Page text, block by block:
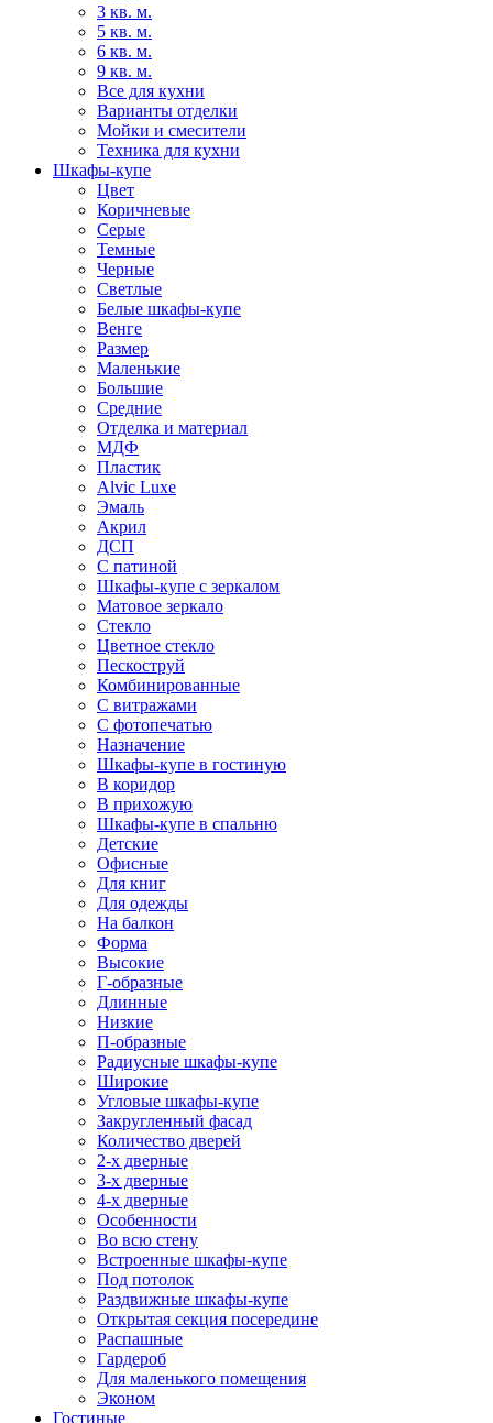
3 кв. м.
5 кв. м.
6 кв. м.
9 кв. м.
Все для кухни
Варианты отделки
Мойки и смесители
Техника для кухни
Шкафы-купе
Цвет
Коричневые
Серые
Темные
Черные
Светлые
Белые шкафы-купе
Венге
Размер
Маленькие
Большие
Средние
Отделка и материал
МДФ
Пластик
Alvic Luxe
Эмаль
Акрил
ДСП
С патиной
Шкафы-купе с зеркалом
Матовое зеркало
Стекло
Цветное стекло
Пескоструй
Комбинированные
С витражами
С фотопечатью
Назначение
Шкафы-купе в гостиную
В коридор
В прихожую
Шкафы-купе в спальню
Детские
Офисные
Для книг
Для одежды
На балкон
Форма
Высокие
Г-образные
Длинные
Низкие
П-образные
Радиусные шкафы-купе
Широкие
Угловые шкафы-купе
Закругленный фасад
Количество дверей
2-х дверные
3-х дверные
4-х дверные
Особенности
Во всю стену
Встроенные шкафы-купе
Под потолок
Раздвижные шкафы-купе
Открытая секция посередине
Распашные
Гардероб
Для маленького помещения
Эконом
Гостиные